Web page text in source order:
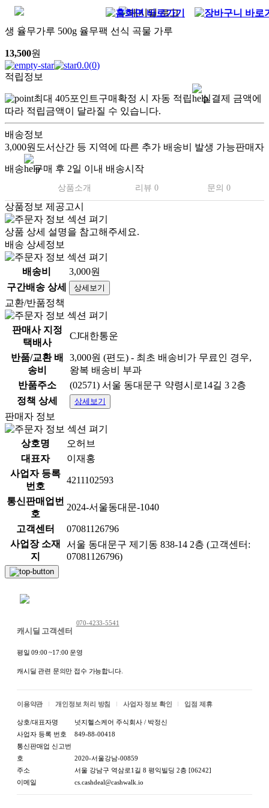
생 율무가루 500g 율무팩 선식 곡물 가루
13,500원
0.0(0)
적립정보
최대 405포인트구매확정 시 자동 적립
실결제 금액에
따라 적립금액이 달라질 수 있습니다.
배송정보
3,000원 도서산간 등 지역에 따른 추가 배송비 발생 가능판매자
배송 구매 후 2일 이내 배송시작
상품소개 리뷰 0 문의 0
.
상품정보 제공고시
상품 상세 설명을 참고해주세요.
배송 상세정보
배송비
3,000원
구간배송 상세
상세보기
교환/반품정책
판매사 지정
택배사
CJ대한통운
반품/교환 배
송비
3,000원 (편도) - 최초 배송비가 무료인 경우,
왕복 배송비 부과
반품주소
(02571) 서울 동대문구 약령시로14길 3 2층
정책 상세
상세보기
판매자 정보
상호명
오허브
대표자
이재홍
사업자 등록
번호
4211102593
통신판매업번
호
2024-서울동대문-1040
고객센터
07081126796
사업장 소재
지
서울 동대문구 제기동 838-14 2층 (고객센터:
07081126796)
캐시딜 고객센터
070-4233-5541
평일 09:00 ~17:00 운영
캐시딜 관련 문의만 접수 가능합니다.
이용약관 개인정보 처리 방침 사업자 정보 확인 입점 제휴
상호/대표자명
넛지헬스케어 주식회사 / 박정신
사업자 등록 번호
849-88-00418
통신판매업 신고번
호
2020-서울강남-00859
주소
서울 강남구 역삼로1길 8 평익빌딩 2층 [06242]
이메일
cs.cashdeal@cashwalk.io